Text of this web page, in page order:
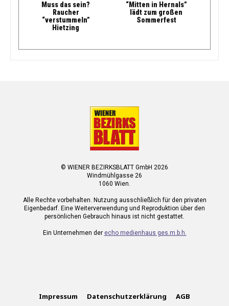
Muss das sein?
Raucher
“verstummeln”
Hietzing
“Mitten in Hernals”
lädt zum großen
Sommerfest
© WIENER BEZIRKSBLATT GmbH 2026
Windmühlgasse 26
1060 Wien.
Alle Rechte vorbehalten. Nutzung ausschließlich für den privaten
Eigenbedarf. Eine Weiterverwendung und Reproduktion über den
persönlichen Gebrauch hinaus ist nicht gestattet.
Ein Unternehmen der echo medienhaus ges.m.b.h.
Impressum Datenschutzerklärung AGB